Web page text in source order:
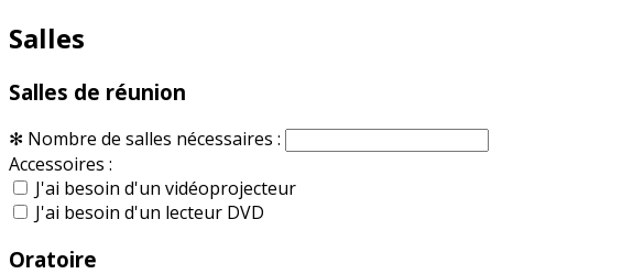
Salles
Salles de réunion
✻ Nombre de salles nécessaires :
Accessoires :
J'ai besoin d'un vidéoprojecteur
J'ai besoin d'un lecteur DVD
Oratoire